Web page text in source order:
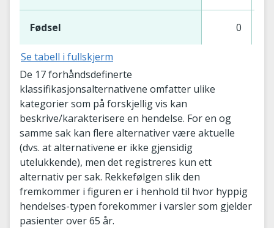
Fødsel 0
Se tabell i fullskjerm
De 17 forhåndsdefinerte
klassifikasjonsalternativene omfatter ulike
kategorier som på forskjellig vis kan
beskrive/karakterisere en hendelse. For en og
samme sak kan flere alternativer være aktuelle
(dvs. at alternativene er ikke gjensidig
utelukkende), men det registreres kun ett
alternativ per sak. Rekkefølgen slik den
fremkommer i figuren er i henhold til hvor hyppig
hendelses-typen forekommer i varsler som gjelder
pasienter over 65 år.